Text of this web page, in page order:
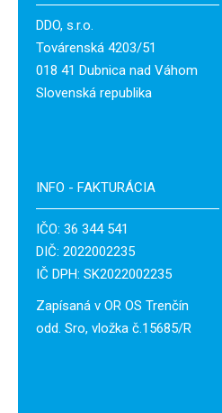
DDO, s.r.o.
Továrenská 4203/51
018 41 Dubnica nad Váhom
Slovenská republika
INFO - FAKTURÁCIA
IČO: 36 344 541
DIČ: 2022002235
IČ DPH: SK2022002235
Zapísaná v OR OS Trenčín
odd. Sro, vložka č.15685/R